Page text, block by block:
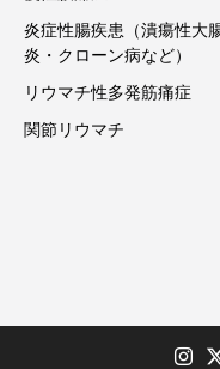
炎症性腸疾患（潰瘍性大
炎・クローン病など）
リウマチ性多発筋痛症
関節リウマチ